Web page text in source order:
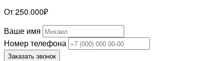
От 250.000₽
Ваше имя
Номер телефона
Заказать звонок